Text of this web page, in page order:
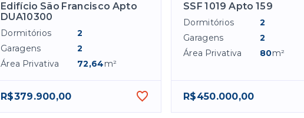
Edifício São Francisco Apto
DUA10300
Dormitórios
2
Garagens
2
Área Privativa
72,64m²
R$379.900,00
SSF 1019 Apto 159
Dormitórios
2
Garagens
2
Área Privativa
80m²
R$450.000,00